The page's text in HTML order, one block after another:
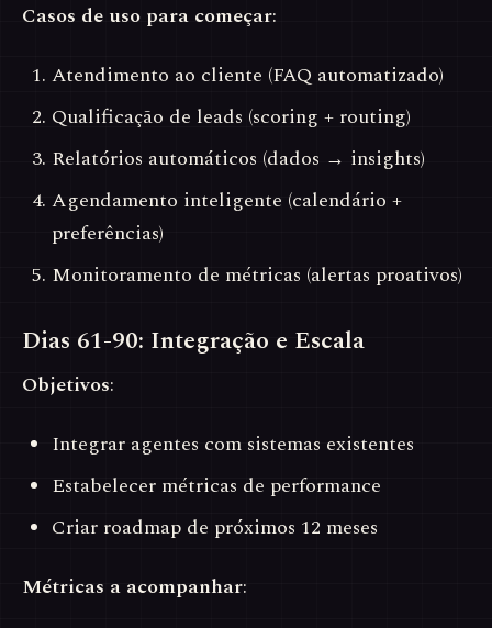
Casos de uso para começar:
Atendimento ao cliente (FAQ automatizado)
Qualificação de leads (scoring + routing)
Relatórios automáticos (dados → insights)
Agendamento inteligente (calendário +
preferências)
Monitoramento de métricas (alertas proativos)
Dias 61-90: Integração e Escala
Objetivos:
Integrar agentes com sistemas existentes
Estabelecer métricas de performance
Criar roadmap de próximos 12 meses
Métricas a acompanhar: